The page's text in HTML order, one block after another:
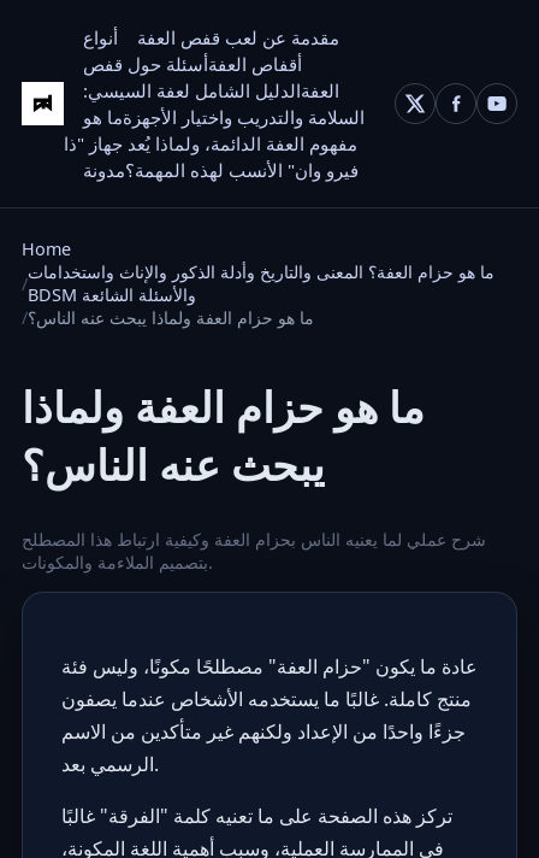
مقدمة عن لعب قفص العفة
أنواع
أقفاص العفةأسئلة حول قفص
العفةالدليل الشامل لعفة السيسي:
السلامة والتدريب واختيار الأجهزةما هو
مفهوم العفة الدائمة، ولماذا يُعد جهاز "ذا
فيرو وان" الأنسب لهذه المهمة؟مدونة
Home
ما هو حزام العفة؟ المعنى والتاريخ وأدلة الذكور والإناث واستخدامات
BDSM والأسئلة الشائعة
ما هو حزام العفة ولماذا يبحث عنه الناس؟
ما هو حزام العفة ولماذا
يبحث عنه الناس؟
شرح عملي لما يعنيه الناس بحزام العفة وكيفية ارتباط هذا المصطلح
بتصميم الملاءمة والمكونات.
عادة ما يكون "حزام العفة" مصطلحًا مكونًا، وليس فئة
منتج كاملة. غالبًا ما يستخدمه الأشخاص عندما يصفون
جزءًا واحدًا من الإعداد ولكنهم غير متأكدين من الاسم
الرسمي بعد.
تركز هذه الصفحة على ما تعنيه كلمة "الفرقة" غالبًا
في الممارسة العملية، وسبب أهمية اللغة المكونة،